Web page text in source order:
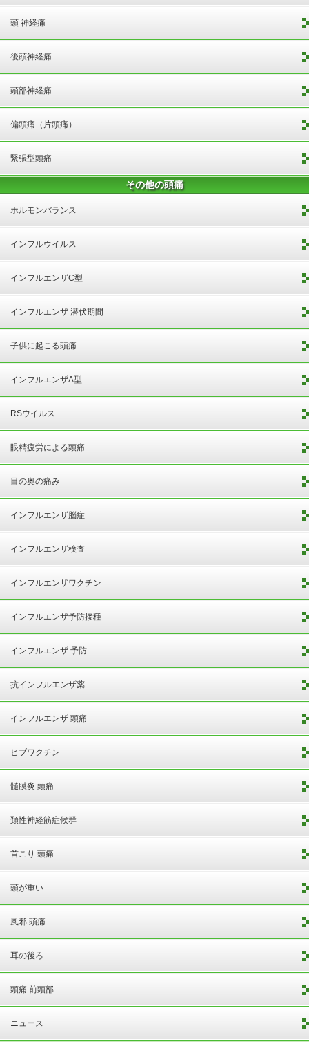
頭 神経痛
後頭神経痛
頭部神経痛
偏頭痛（片頭痛）
緊張型頭痛
その他の頭痛
ホルモンバランス
インフルウイルス
インフルエンザC型
インフルエンザ 潜伏期間
子供に起こる頭痛
インフルエンザA型
RSウイルス
眼精疲労による頭痛
目の奥の痛み
インフルエンザ脳症
インフルエンザ検査
インフルエンザワクチン
インフルエンザ予防接種
インフルエンザ 予防
抗インフルエンザ薬
インフルエンザ 頭痛
ヒブワクチン
髄膜炎 頭痛
頚性神経筋症候群
首こり 頭痛
頭が重い
風邪 頭痛
耳の後ろ
頭痛 前頭部
ニュース